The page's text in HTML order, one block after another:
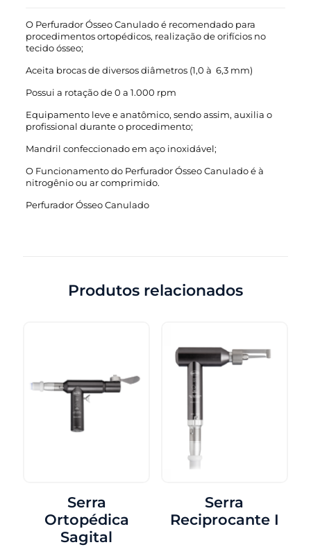
O Perfurador Ósseo Canulado é recomendado para
procedimentos ortopédicos, realização de orifícios no
tecido ósseo;
Aceita brocas de diversos diâmetros (1,0 à 6,3 mm)
Possui a rotação de 0 a 1.000 rpm
Equipamento leve e anatômico, sendo assim, auxilia o
profissional durante o procedimento;
Mandril confeccionado em aço inoxidável;
O Funcionamento do Perfurador Ósseo Canulado é à
nitrogênio ou ar comprimido.
Perfurador Ósseo Canulado
Produtos relacionados
Serra
Ortopédica
Sagital
Serra
Reciprocante I